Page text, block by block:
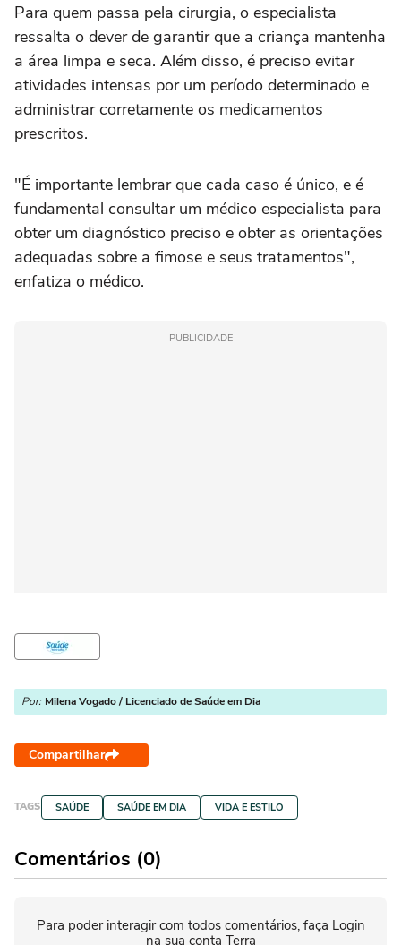
Para quem passa pela cirurgia, o especialista
ressalta o dever de garantir que a criança mantenha
a área limpa e seca. Além disso, é preciso evitar
atividades intensas por um período determinado e
administrar corretamente os medicamentos
prescritos.
"É importante lembrar que cada caso é único, e é
fundamental consultar um médico especialista para
obter um diagnóstico preciso e obter as orientações
adequadas sobre a fimose e seus tratamentos",
enfatiza o médico.
PUBLICIDADE
Por: Milena Vogado / Licenciado de Saúde em Dia
Compartilhar
TAGS SAÚDE SAÚDE EM DIA VIDA E ESTILO
Comentários (0)
Para poder interagir com todos comentários, faça Login
na sua conta Terra